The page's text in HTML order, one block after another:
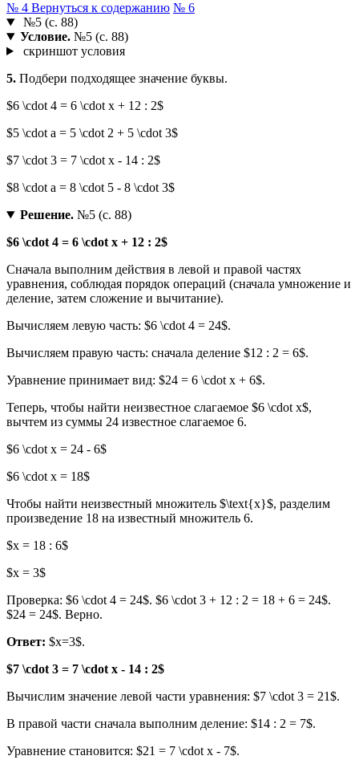
№ 4 Вернуться к содержанию № 6
№5 (с. 88)
Условие.№5 (с. 88)
скриншот условия
5. Подбери подходящее значение буквы.
$6 \cdot 4 = 6 \cdot x + 12 : 2$
$5 \cdot a = 5 \cdot 2 + 5 \cdot 3$
$7 \cdot 3 = 7 \cdot x - 14 : 2$
$8 \cdot a = 8 \cdot 5 - 8 \cdot 3$
Решение.№5 (с. 88)
$6 \cdot 4 = 6 \cdot x + 12 : 2$
Сначала выполним действия в левой и правой частях
уравнения, соблюдая порядок операций (сначала умножение и
деление, затем сложение и вычитание).
Вычисляем левую часть: $6 \cdot 4 = 24$.
Вычисляем правую часть: сначала деление $12 : 2 = 6$.
Уравнение принимает вид: $24 = 6 \cdot x + 6$.
Теперь, чтобы найти неизвестное слагаемое $6 \cdot x$,
вычтем из суммы 24 известное слагаемое 6.
$6 \cdot x = 24 - 6$
$6 \cdot x = 18$
Чтобы найти неизвестный множитель $\text{x}$, разделим
произведение 18 на известный множитель 6.
$x = 18 : 6$
$x = 3$
Проверка: $6 \cdot 4 = 24$. $6 \cdot 3 + 12 : 2 = 18 + 6 = 24$.
$24 = 24$. Верно.
Ответ: $x=3$.
$7 \cdot 3 = 7 \cdot x - 14 : 2$
Вычислим значение левой части уравнения: $7 \cdot 3 = 21$.
В правой части сначала выполним деление: $14 : 2 = 7$.
Уравнение становится: $21 = 7 \cdot x - 7$.